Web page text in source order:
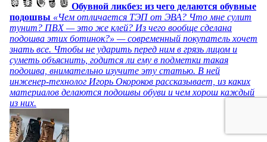
Обувной ликбез: из чего делаются обувные
подошвы «Чем отличается ТЭП от ЭВА? Что мне сулит
тунит? ПВХ — это же клей? Из чего вообще сделана
подошва этих ботинок?» — современный покупатель хочет
знать все. Чтобы не ударить перед ним в грязь лицом и
суметь объяснить, годится ли ему в подметки такая
подошва, внимательно изучите эту статью. В ней
инженер-технолог Игорь Окороков рассказывает, из каких
материалов делаются подошвы обуви и чем хорош каждый
из них.